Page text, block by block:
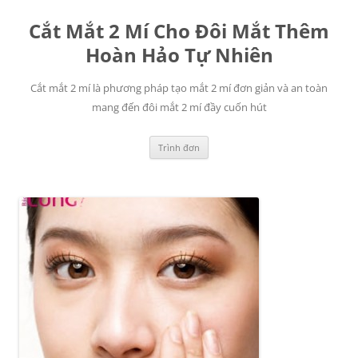
nội
dung
Cắt Mắt 2 Mí Cho Đôi Mắt Thêm
Hoàn Hảo Tự Nhiên
Cắt mắt 2 mí là phương pháp tạo mắt 2 mí đơn giản và an toàn
mang đến đôi mắt 2 mí đầy cuốn hút
Trình đơn